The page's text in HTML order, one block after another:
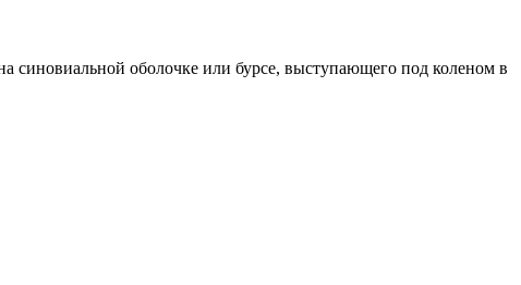
синовиальной оболочке или бурсе, выступающего под коленом в